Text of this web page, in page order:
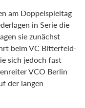
am Doppelspieltag
in Serie die
sie zunächst
beim VC Bitterfeld-
sich jedoch fast
VCO Berlin
der langen